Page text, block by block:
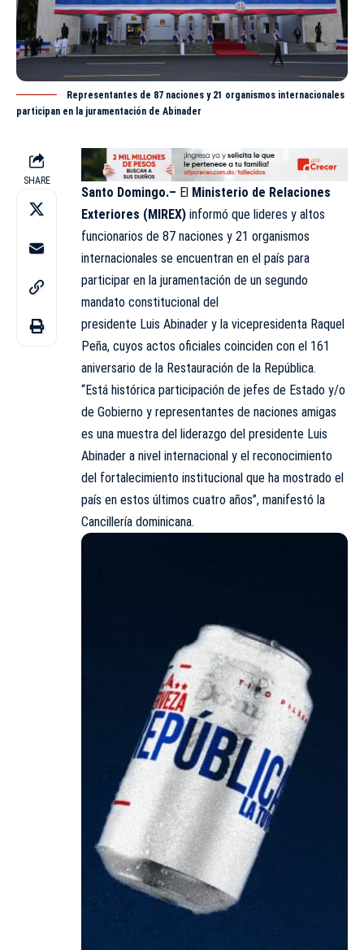
Representantes de 87 naciones y 21 organismos internacionales
participan en la juramentación de Abinader
SHARE
Santo Domingo.– El Ministerio de Relaciones
Exteriores (MIREX) informó que lideres y altos
funcionarios de 87 naciones y 21 organismos
internacionales se encuentran en el país para
participar en la juramentación de un segundo
mandato constitucional del
presidente Luis Abinader y la vicepresidenta Raquel
Peña, cuyos actos oficiales coinciden con el 161
aniversario de la Restauración de la República.
“Está histórica participación de jefes de Estado y/o
de Gobierno y representantes de naciones amigas
es una muestra del liderazgo del presidente Luis
Abinader a nivel internacional y el reconocimiento
del fortalecimiento institucional que ha mostrado el
país en estos últimos cuatro años”, manifestó la
Cancillería dominicana.